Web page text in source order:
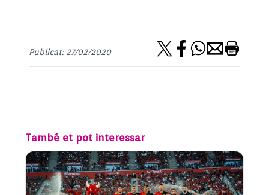
Publicat: 27/02/2020
També et pot interessar